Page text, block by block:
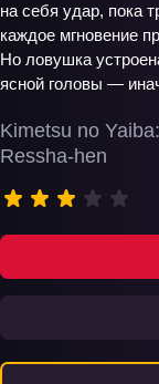
Kimetsu no
Ressha-hen
на себя удар, пока
каждое мгновение
Но ловушка
ясной головы —